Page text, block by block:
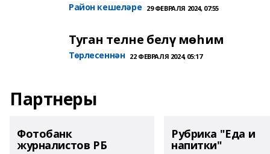
Район кешеләре 29 ФЕВРАЛЯ 2024, 07:55
Туган телне белү мөһим
Төрлесеннән 22 ФЕВРАЛЯ 2024, 05:17
Партнеры
Фотобанк
журналистов РБ
Рубрика "Еда и
напитки"